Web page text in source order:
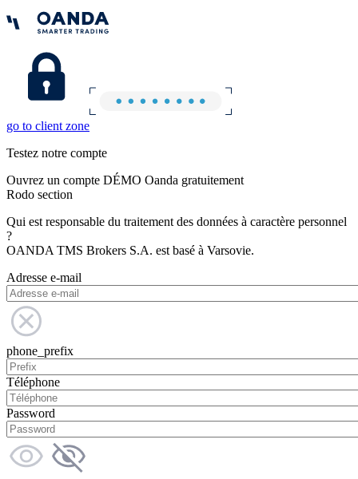
go to client zone
Testez notre compte
Ouvrez un compte DÉMO Oanda gratuitement
Rodo section
Qui est responsable du traitement des données à caractère personnel
?
OANDA TMS Brokers S.A. est basé à Varsovie.
Adresse e-mail
phone_prefix
Téléphone
Password